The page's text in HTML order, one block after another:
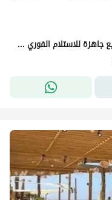
كابينة مشطبة بالكامل ومجهزة بتكييفات للبيع جاهزة للاستلام الفوري على البحردايريكت في جايا – موقع مميز في رأس الحكمة الكيلو 194